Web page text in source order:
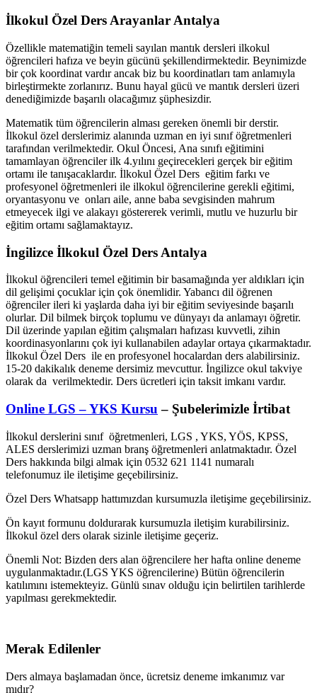
İlkokul Özel Ders Arayanlar Antalya
Özellikle matematiğin temeli sayılan mantık dersleri ilkokul
öğrencileri hafıza ve beyin gücünü şekillendirmektedir. Beynimizde
bir çok koordinat vardır ancak biz bu koordinatları tam anlamıyla
birleştirmekte zorlanırız. Bunu hayal gücü ve mantık dersleri üzeri
denediğimizde başarılı olacağımız şüphesizdir.
Matematik tüm öğrencilerin alması gereken önemli bir derstir.
İlkokul özel derslerimiz alanında uzman en iyi sınıf öğretmenleri
tarafından verilmektedir. Okul Öncesi, Ana sınıfı eğitimini
tamamlayan öğrenciler ilk 4.yılını geçirecekleri gerçek bir eğitim
ortamı ile tanışacaklardır. İlkokul Özel Ders eğitim farkı ve
profesyonel öğretmenleri ile ilkokul öğrencilerine gerekli eğitimi,
oryantasyonu ve onları aile, anne baba sevgisinden mahrum
etmeyecek ilgi ve alakayı göstererek verimli, mutlu ve huzurlu bir
eğitim ortamı sağlamaktayız.
İngilizce İlkokul Özel Ders Antalya
İlkokul öğrencileri temel eğitimin bir basamağında yer aldıkları için
dil gelişimi çocuklar için çok önemlidir. Yabancı dil öğrenen
öğrenciler ileri ki yaşlarda daha iyi bir eğitim seviyesinde başarılı
olurlar. Dil bilmek birçok toplumu ve dünyayı da anlamayı öğretir.
Dil üzerinde yapılan eğitim çalışmaları hafızası kuvvetli, zihin
koordinasyonlarını çok iyi kullanabilen adaylar ortaya çıkarmaktadır.
İlkokul Özel Ders ile en profesyonel hocalardan ders alabilirsiniz.
15-20 dakikalık deneme dersimiz mevcuttur. İngilizce okul takviye
olarak da verilmektedir. Ders ücretleri için taksit imkanı vardır.
Online LGS – YKS Kursu – Şubelerimizle İrtibat
İlkokul derslerini sınıf öğretmenleri, LGS , YKS, YÖS, KPSS,
ALES derslerimizi uzman branş öğretmenleri anlatmaktadır. Özel
Ders hakkında bilgi almak için 0532 621 1141 numaralı
telefonumuz ile iletişime geçebilirsiniz.
Özel Ders Whatsapp hattımızdan kursumuzla iletişime geçebilirsiniz.
Ön kayıt formunu doldurarak kursumuzla iletişim kurabilirsiniz.
İlkokul özel ders olarak sizinle iletişime geçeriz.
Önemli Not: Bizden ders alan öğrencilere her hafta online deneme
uygulanmaktadır.(LGS YKS öğrencilerine) Bütün öğrencilerin
katılımını istemekteyiz. Günlü sınav olduğu için belirtilen tarihlerde
yapılması gerekmektedir.
Merak Edilenler
Ders almaya başlamadan önce, ücretsiz deneme imkanımız var
mıdır?